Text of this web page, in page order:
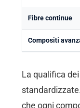
Fibre continue
Compositi
La qualifica
che ogni